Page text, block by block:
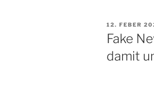
POSTED
ON
12. FEBER
Fake
damit